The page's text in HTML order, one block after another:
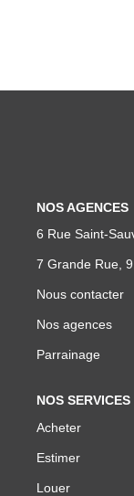
NOS AGENCES
6 Rue Saint-
7 Grande Rue,
Nous contacter
Nos agences
Parrainage
NOS SERVICES
Acheter
Estimer
Louer